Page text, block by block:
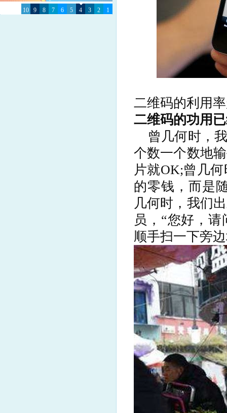
1
2
3
4
5
6
7
8
9
10
二维码的利用
二维码的功用
曾几何时，我
个数一个数地
片就OK;曾几
的零钱，而是
几何时，我们
员，“您好，
顺手扫一下旁